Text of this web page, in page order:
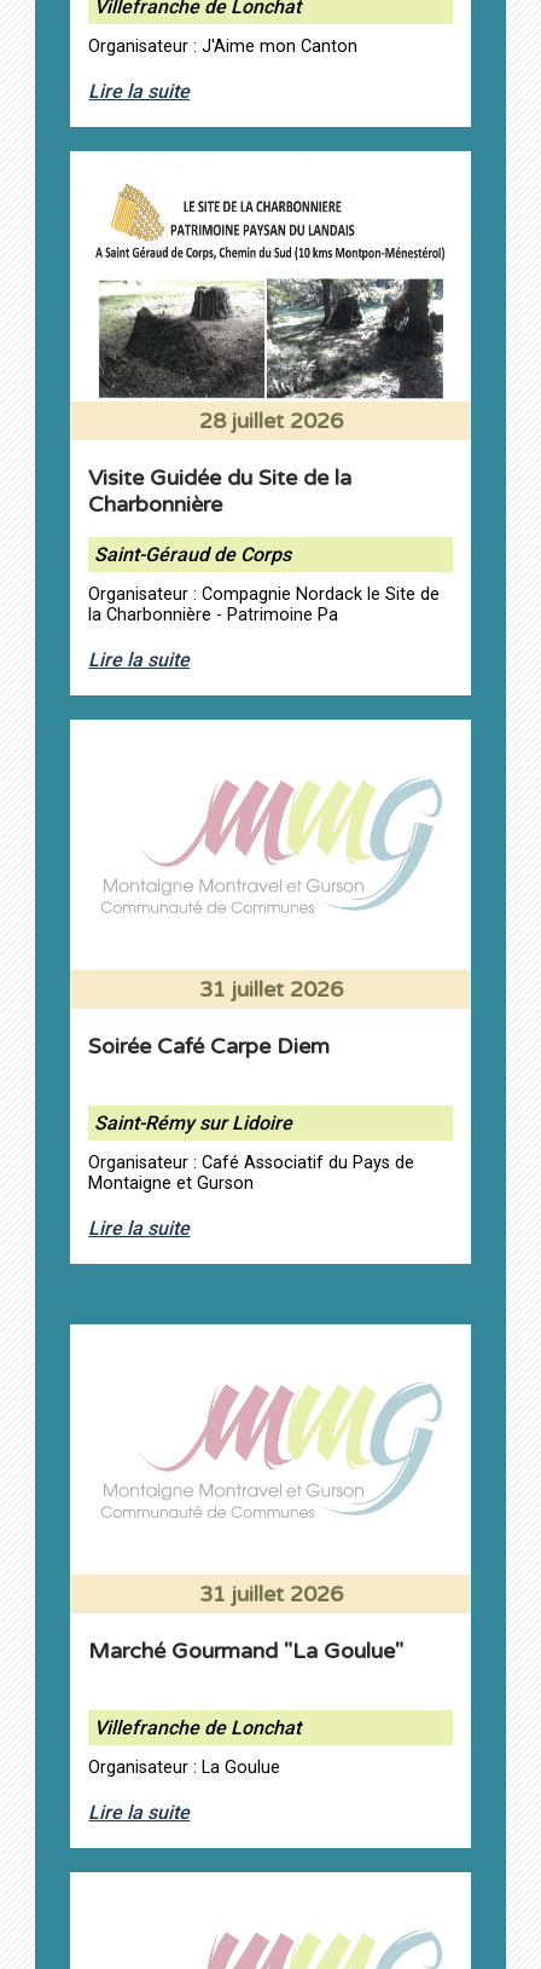
Villefranche de Lonchat
Organisateur : J'Aime mon Canton
Lire la suite
28 juillet 2026
Visite Guidée du Site de la
Charbonnière
Saint-Géraud de Corps
Organisateur : Compagnie Nordack le Site de
la Charbonnière - Patrimoine Pa
Lire la suite
31 juillet 2026
Soirée Café Carpe Diem
Saint-Rémy sur Lidoire
Organisateur : Café Associatif du Pays de
Montaigne et Gurson
Lire la suite
31 juillet 2026
Marché Gourmand "La Goulue"
Villefranche de Lonchat
Organisateur : La Goulue
Lire la suite